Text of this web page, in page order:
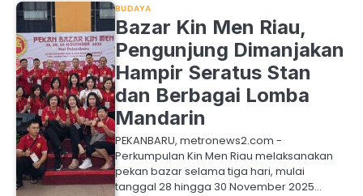
BUDAYA
Bazar Kin Men Riau,
Pengunjung Dimanjakan
Hampir Seratus Stan
dan Berbagai Lomba
Mandarin
PEKANBARU, metronews2.com -
Perkumpulan Kin Men Riau melaksanakan
pekan bazar selama tiga hari, mulai
tanggal 28 hingga 30 November 2025…